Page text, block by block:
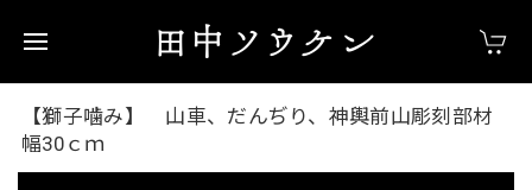
【獅子噛み】 山車、だんぢり、神輿前山彫刻部材
幅30ｃｍ